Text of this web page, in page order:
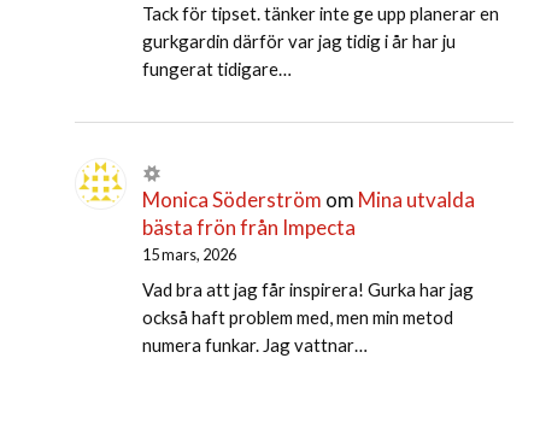
Tack för tipset. tänker inte ge upp planerar en
gurkgardin därför var jag tidig i år har ju
fungerat tidigare…
Monica Söderström om Mina utvalda
bästa frön från Impecta
15 mars, 2026
Vad bra att jag får inspirera! Gurka har jag
också haft problem med, men min metod
numera funkar. Jag vattnar…